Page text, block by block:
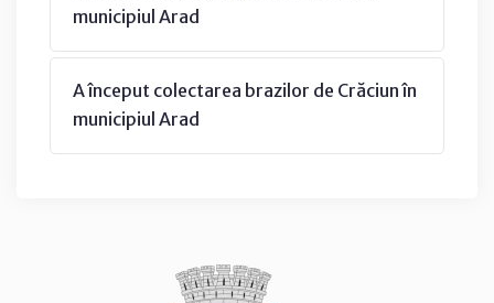
municipiul Arad
A început colectarea brazilor de Crăciun în
municipiul Arad